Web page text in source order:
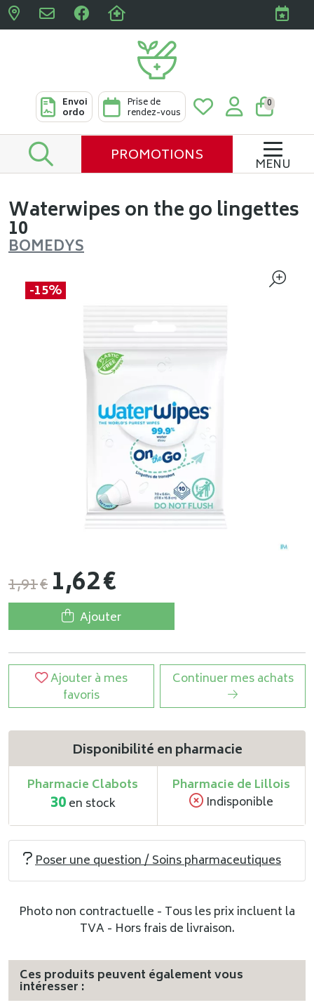
Pharmacies Clabots &
Envoi
ordo
Prise de
rendez-vous
0
PROMOTIONS MENU
Waterwipes on the go lingettes
10
BOMEDYS
-15%
1,91€ 1,62€
Ajouter
Ajouter à mes
favoris
Continuer mes achats
Disponibilité en pharmacie
Pharmacie Clabots
30en stock
Pharmacie de Lillois
Indisponible
Poser une question / Soins pharmaceutiques
Photo non contractuelle - Tous les prix incluent la
TVA - Hors frais de livraison.
Ces produits peuvent également vous
intéresser :